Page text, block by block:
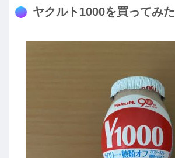
ヤクルト1000を買ってみた